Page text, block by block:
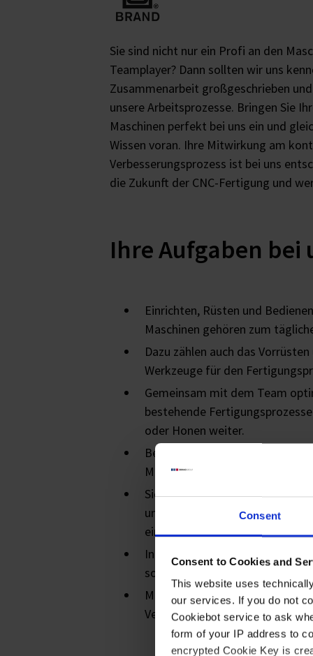
Consent
Consent to Cookies and
This website uses
our services. If you do not
Cookiebot service to ask
form of your IP address to
encrypted Cookie Key is
Sie sind nicht nur ein Profi an den
Teamplayer? Dann sollten wir uns
Zusammenarbeit großgeschrieben
unsere Arbeitsprozesse. Bringen Sie
Maschinen perfekt bei uns ein und
Wissen voran. Ihre Mitwirkung am
Verbesserungsprozess ist bei uns
die Zukunft der CNC-Fertigung und
Ihre Aufgaben bei
Einrichten, Rüsten und
Maschinen gehören zum
Dazu zählen auch das
Werkzeuge für den
Gemeinsam mit dem Team
bestehende
oder Honen weiter.
Bei der Inbetriebnahme neuer
Maschinen sind Sie aktiv
Sie erstellen praxisnahe
und arbeiten Kolleginnen und
ein.
In-Prozess-Kontrollen zur
sorgfältig durch.
Mit Ihrem Engagement tragen
Verbesserungsprozess (KVP)